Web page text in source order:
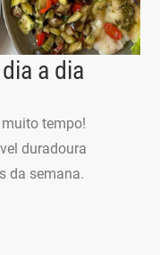
a dia
tempo!
duradoura
da semana.